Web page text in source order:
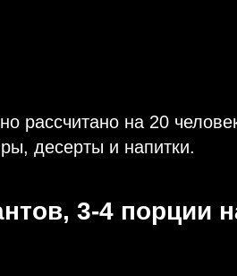
рассчитано на 20
десерты и напитки.
3-4 порции